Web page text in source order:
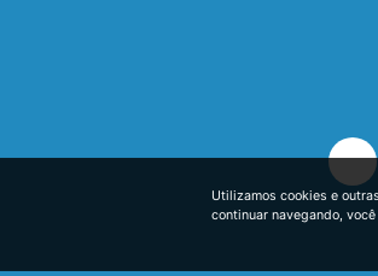
Utilizamos cookies e
continuar navegando,